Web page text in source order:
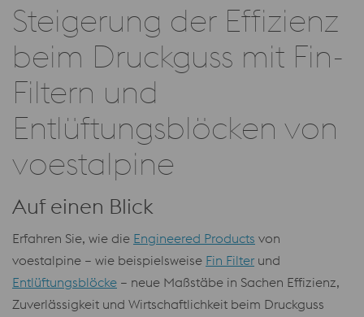
Steigerung der Effizienz
beim Druckguss mit Fin-
Filtern und
Entlüftungsblöcken von
voestalpine
Auf einen Blick
Erfahren Sie, wie die Engineered Products von
voestalpine – wie beispielsweise Fin Filter und
Entlüftungsblöcke – neue Maßstäbe in Sachen Effizienz,
Zuverlässigkeit und Wirtschaftlichkeit beim Druckguss